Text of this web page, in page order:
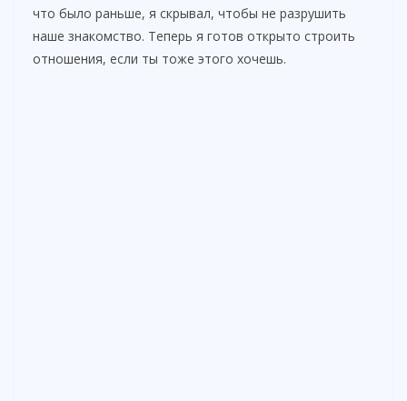
что было раньше, я скрывал, чтобы не разрушить
наше знакомство. Теперь я готов открыто строить
отношения, если ты тоже этого хочешь.